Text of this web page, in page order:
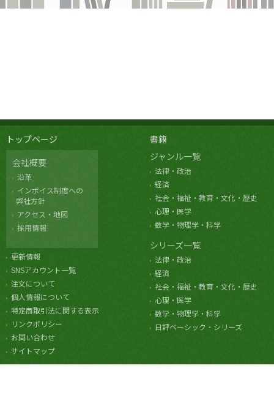
トップページ
会社概要
沿革
インボイス制度への
弊社方針
アクセス・地図
採用情報
更新情報
SNSアカウント一覧
注文について
個人情報について
特定商取引法に関する表示
リンクポリシー
お問い合わせ
サイトマップ
書籍
ジャンル一覧
法律・政治
経済
社会・福祉・教育・文化・歴史
心理・医学
数学・物理学・科学
シリーズ一覧
法律・政治
経済
社会・福祉・教育・文化・歴史
心理・医学
数学・物理学・科学
日評ベーシック・シリーズ